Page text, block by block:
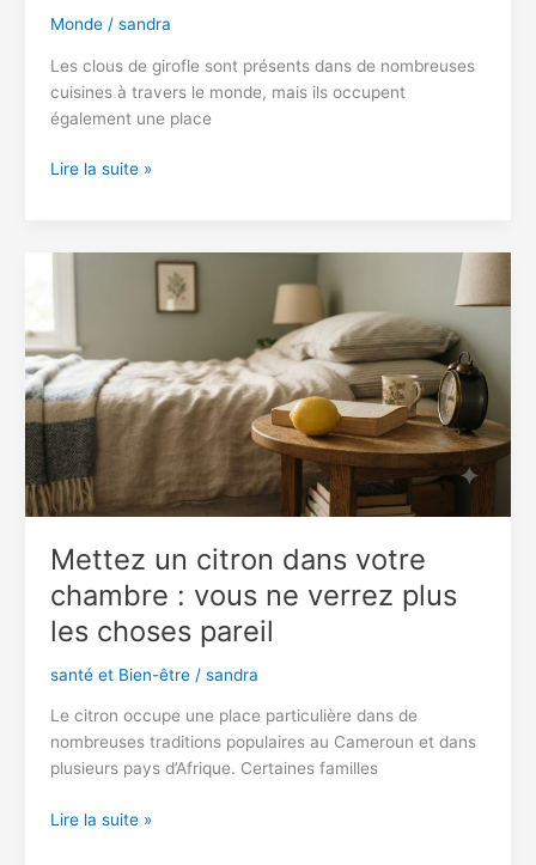
Monde/ sandra
Les clous de girofle sont présents dans de nombreuses
cuisines à travers le monde, mais ils occupent
également une place
Faites
vous
me
remercierez
plus
tard
Lire la suite »
Mettez un citron dans votre
chambre : vous ne verrez plus
les choses pareil
santé et Bien-être/ sandra
Le citron occupe une place particulière dans de
nombreuses traditions populaires au Cameroun et dans
plusieurs pays d’Afrique. Certaines familles
Mettez
Lire la suite »